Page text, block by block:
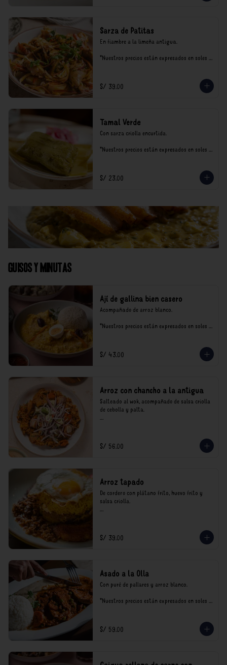
Sarza de Patitas
En fiambre a la limeña antigua.
*Nuestros precios están expresados en soles e
S/ 39.00
Tamal Verde
Con sarza criolla encurtida.
*Nuestros precios están expresados en soles e
S/ 23.00
Guisos y Minutas
Ají de gallina bien casero
Acompañado de arroz blanco.
*Nuestros precios están expresados en soles e
S/ 43.00
Arroz con chancho a la antigua
Salteado al wok, acompañado de salsa criolla
de cebolla y palta.
consumo.
S/ 56.00
Arroz tapado
De cordero con plátano frito, huevo frito y
salsa criolla.
consumo.
S/ 39.00
Asado a la Olla
Con puré de pallares y arroz blanco.
*Nuestros precios están expresados en soles e
S/ 59.00